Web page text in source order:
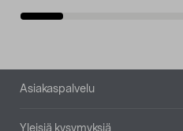
Alatunniste
Asiakaspalvelu
Yleisiä kysymyksiä